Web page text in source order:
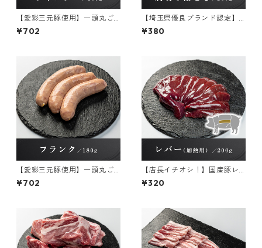
【愛彩三元豚使用】一頭丸ご
と 粗挽きウインナー 冷
凍 160g×1パック
¥702
【埼玉県優良ブランド認定】
彩の国愛彩三元豚 肩切り落
とし 冷凍 200g×1パック
¥380
【愛彩三元豚使用】一頭丸ご
と 粗挽きフランク 冷凍 1
80g×1パック
¥702
【店長イチオシ！】国産豚レ
バー(加熱用) 冷凍 200g×1パ
ック
¥320